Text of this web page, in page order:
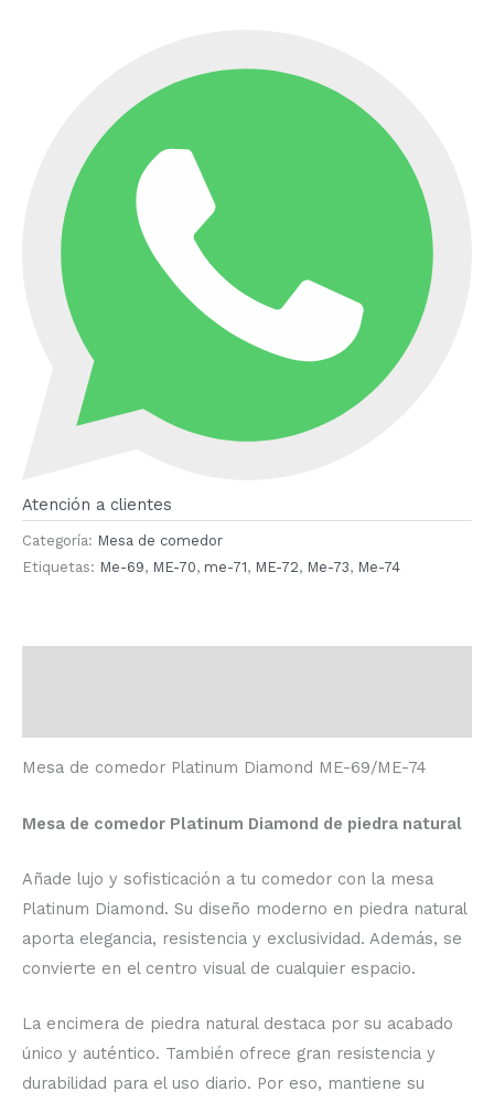
Atención a clientes
Categoría: Mesa de comedor
Etiquetas: Me-69, ME-70, me-71, ME-72, Me-73, Me-74
Mesa de comedor Platinum Diamond ME-69/ME-74
Mesa de comedor Platinum Diamond de piedra natural
Añade lujo y sofisticación a tu comedor con la mesa
Platinum Diamond. Su diseño moderno en piedra natural
aporta elegancia, resistencia y exclusividad. Además, se
convierte en el centro visual de cualquier espacio.
La encimera de piedra natural destaca por su acabado
único y auténtico. También ofrece gran resistencia y
durabilidad para el uso diario. Por eso, mantiene su